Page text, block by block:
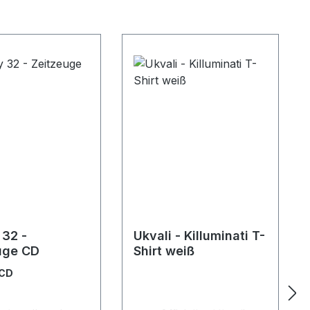
-
CD
Ukvali - Killuminati T-
Shirt weiß